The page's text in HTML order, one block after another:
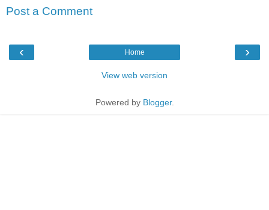
Post a Comment
‹ ›
Home
View web version
Powered by Blogger.